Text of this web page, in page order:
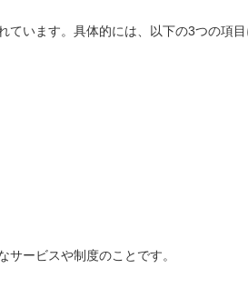
ています。具体的には、以下の3つの項
ービスや制度のことです。